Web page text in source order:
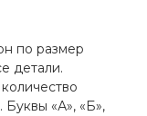
по размер
детали.
«А», «Б»,